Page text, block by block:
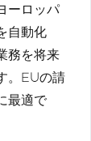
ーロッパ
自動化
務を将来
。EUの請
最適で